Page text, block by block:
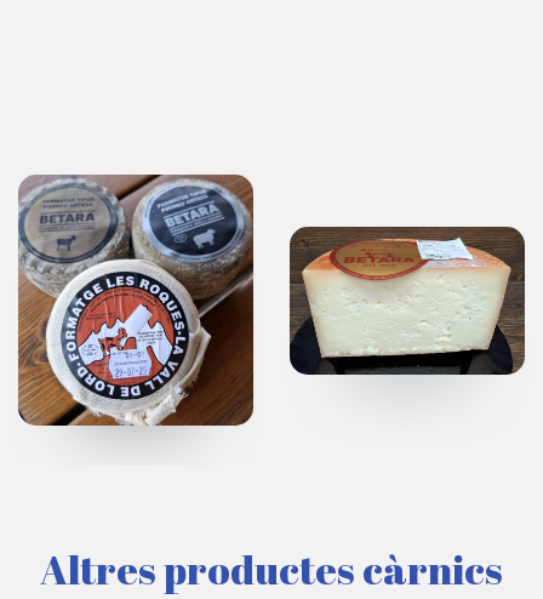
Altres productes càrnics